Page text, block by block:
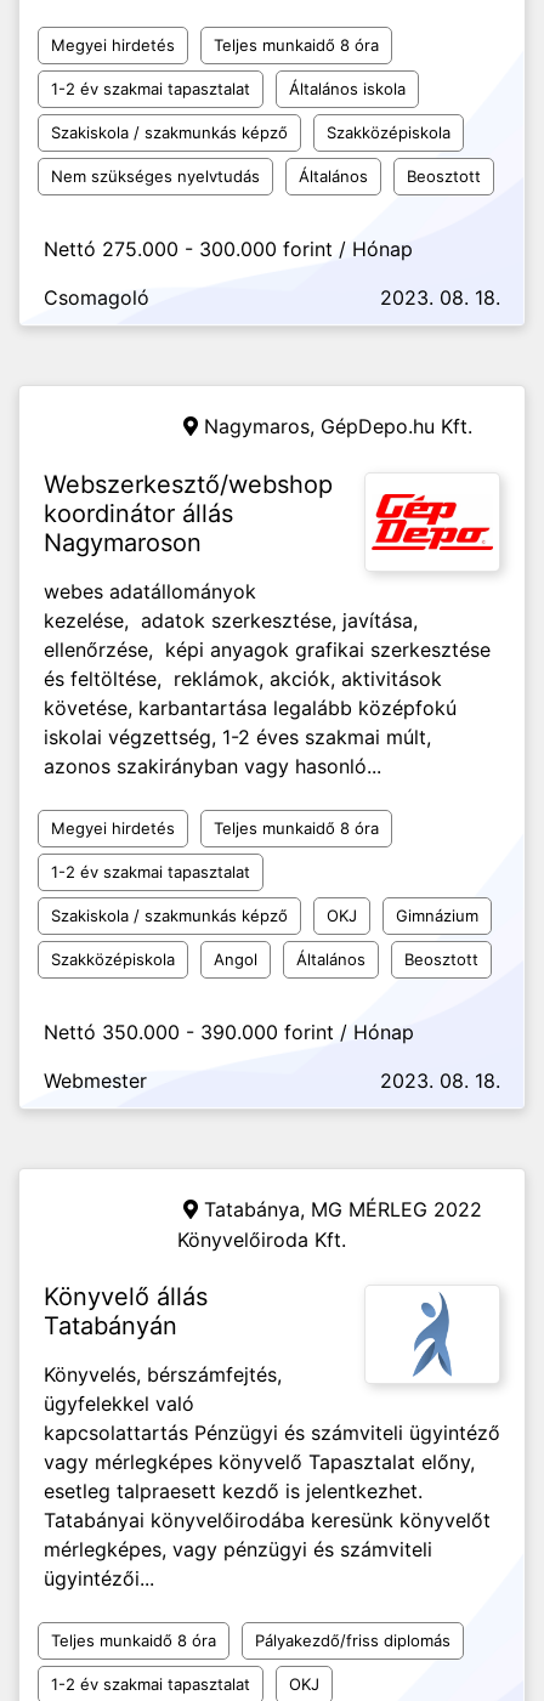
Megyei hirdetés Teljes munkaidő 8 óra
1-2 év szakmai tapasztalat Általános iskola
Szakiskola / szakmunkás képző Szakközépiskola
Nem szükséges nyelvtudás Általános Beosztott
Nettó 275.000 - 300.000 forint / Hónap
Csomagoló
2023. 08. 18.
Nagymaros, GépDepo.hu Kft.
Webszerkesztő/webshop
koordinátor állás
Nagymaroson
webes adatállományok
kezelése, adatok szerkesztése, javítása,
ellenőrzése, képi anyagok grafikai szerkesztése
és feltöltése, reklámok, akciók, aktivitások
követése, karbantartása legalább középfokú
iskolai végzettség, 1-2 éves szakmai múlt,
azonos szakirányban vagy hasonló...
Megyei hirdetés Teljes munkaidő 8 óra
1-2 év szakmai tapasztalat
Szakiskola / szakmunkás képző OKJ Gimnázium
Szakközépiskola Angol Általános Beosztott
Nettó 350.000 - 390.000 forint / Hónap
Webmester
2023. 08. 18.
Tatabánya, MG MÉRLEG 2022
Könyvelőiroda Kft.
Könyvelő állás
Tatabányán
Könyvelés, bérszámfejtés,
ügyfelekkel való
kapcsolattartás Pénzügyi és számviteli ügyintéző
vagy mérlegképes könyvelő Tapasztalat előny,
esetleg talpraesett kezdő is jelentkezhet.
Tatabányai könyvelőirodába keresünk könyvelőt
mérlegképes, vagy pénzügyi és számviteli
ügyintézői...
Teljes munkaidő 8 óra Pályakezdő/friss diplomás
1-2 év szakmai tapasztalat OKJ